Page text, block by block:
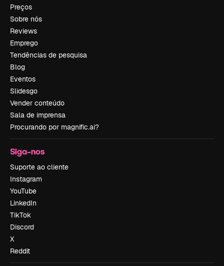
Preços
Sobre nós
Reviews
Emprego
Tendências de pesquisa
Blog
Eventos
Slidesgo
Vender conteúdo
Sala de imprensa
Procurando por magnific.ai?
Siga-nos
Suporte ao cliente
Instagram
YouTube
LinkedIn
TikTok
Discord
X
Reddit